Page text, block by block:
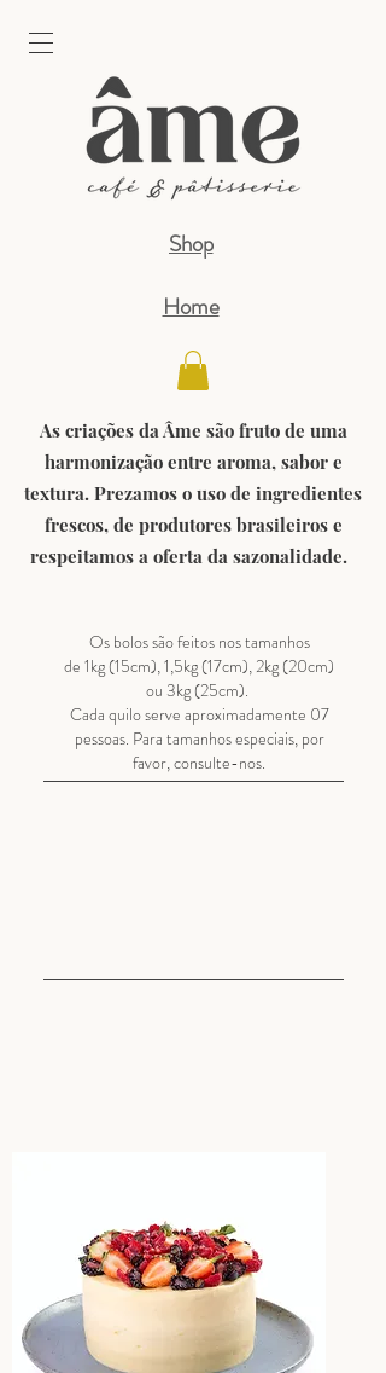
Shop
Home
As criações da Âme são fruto de uma
harmonização entre aroma, sabor e
textura. Prezamos o uso de ingredientes
frescos, de produtores brasileiros e
respeitamos a oferta da sazonalidade.
Os bolos são feitos nos tamanhos
de 1kg (15cm), 1,5kg (17cm), 2kg (20cm)
ou 3kg (25cm).
Cada quilo serve aproximadamente 07
pessoas. Para tamanhos especiais, por
favor, consulte-nos.